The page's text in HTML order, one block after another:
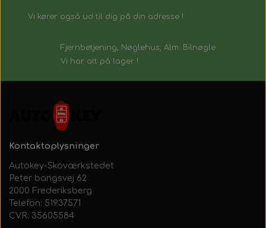
Vi kører også ud til dig på din adresse !
Fjernbetjening, Nøglehus, Alm. Bilnøgle
Vi har alt på lager !
Kontaktoplysninger
Autokey-Skoværkstedet
Peter bangsvej 62
2000 Frederiksberg
Telefon: 51937571
CVR: 35605584